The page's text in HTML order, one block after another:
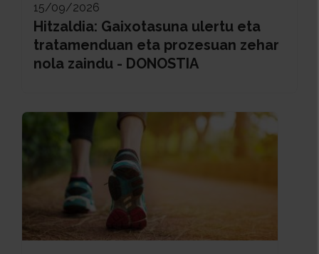
15/09/2026
Hitzaldia: Gaixotasuna ulertu eta
tratamenduan eta prozesuan zehar
nola zaindu - DONOSTIA